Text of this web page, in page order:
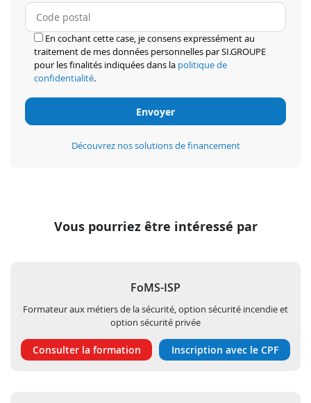
En cochant cette case, je consens expressément au
traitement de mes données personnelles par SI.GROUPE
pour les finalités indiquées dans la politique de
confidentialité.
Découvrez nos solutions de financement
Vous pourriez être intéressé par
FoMS-ISP
Formateur aux métiers de la sécurité, option sécurité incendie et
option sécurité privée
Consulter la formation Inscription avec le CPF